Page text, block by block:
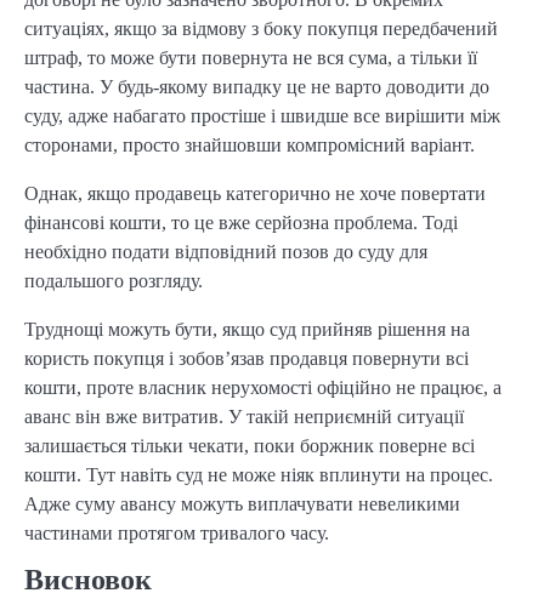
ситуаціях, якщо за відмову з боку покупця передбачений
штраф, то може бути повернута не вся сума, а тільки її
частина. У будь-якому випадку це не варто доводити до
суду, адже набагато простіше і швидше все вирішити між
сторонами, просто знайшовши компромісний варіант.
Однак, якщо продавець категорично не хоче повертати
фінансові кошти, то це вже серйозна проблема. Тоді
необхідно подати відповідний позов до суду для
подальшого розгляду.
Труднощі можуть бути, якщо суд прийняв рішення на
користь покупця і зобов’язав продавця повернути всі
кошти, проте власник нерухомості офіційно не працює, а
аванс він вже витратив. У такій неприємній ситуації
залишається тільки чекати, поки боржник поверне всі
кошти. Тут навіть суд не може ніяк вплинути на процес.
Адже суму авансу можуть виплачувати невеликими
частинами протягом тривалого часу.
Висновок